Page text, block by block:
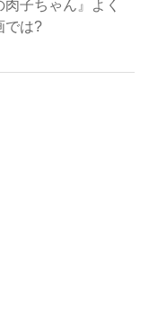
肉子ちゃん』よく
では?